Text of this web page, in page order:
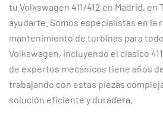
tu Volkswagen 411/412 en Madrid,
ayudarte. Somos especialistas en la
mantenimiento de turbinas para
Volkswagen, incluyendo el clásico
de expertos mecánicos tiene años
trabajando con estas piezas
solución eficiente y duradera.